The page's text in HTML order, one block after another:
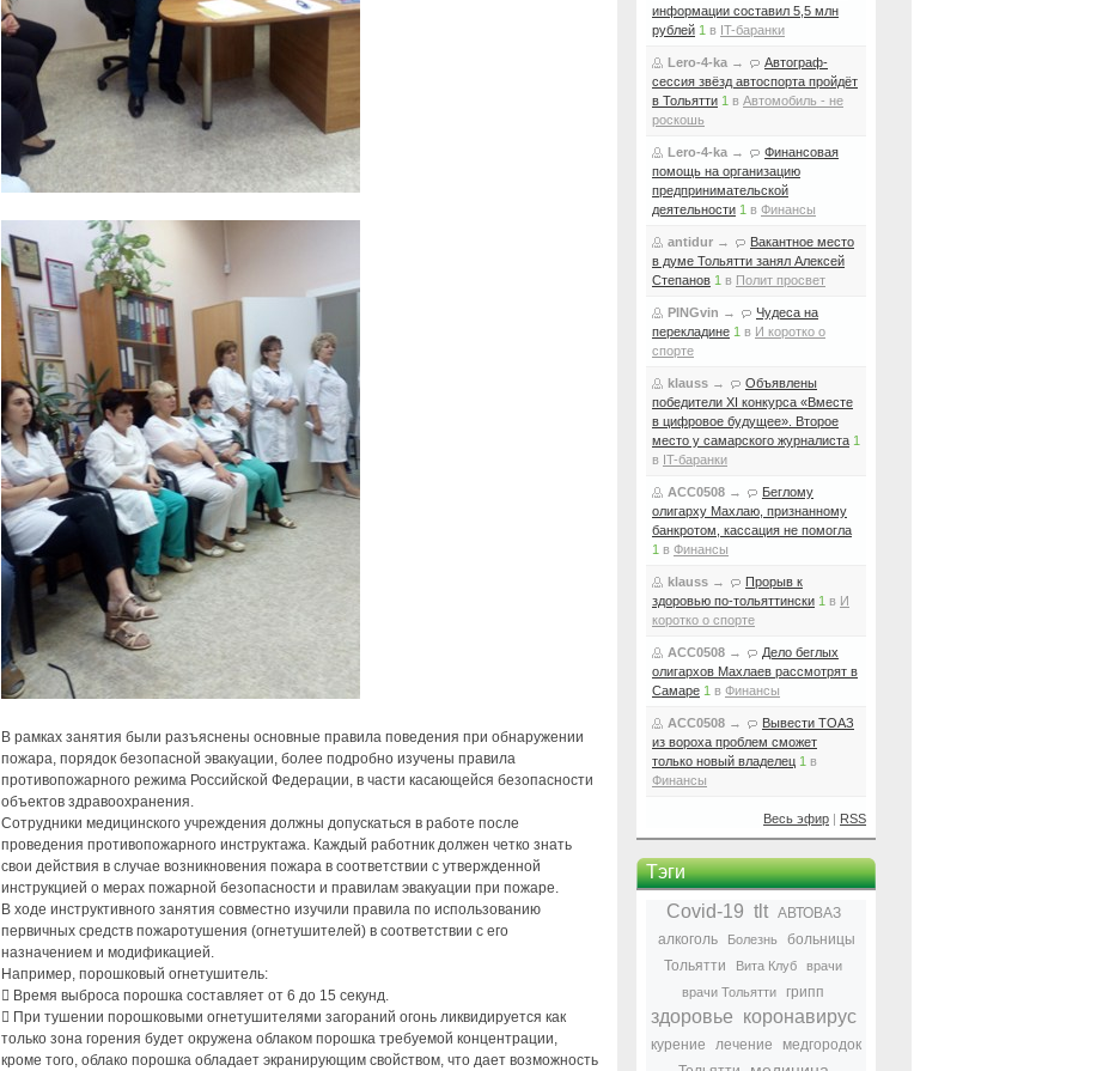
В рамках занятия были разъяснены основные правила поведения при обнаружении
пожара, порядок безопасной эвакуации, более подробно изучены правила
противопожарного режима Российской Федерации, в части касающейся безопасности
объектов здравоохранения.
Сотрудники медицинского учреждения должны допускаться в работе после
проведения противопожарного инструктажа. Каждый работник должен четко знать
свои действия в случае возникновения пожара в соответствии с утвержденной
инструкцией о мерах пожарной безопасности и правилам эвакуации при пожаре.
В ходе инструктивного занятия совместно изучили правила по использованию
первичных средств пожаротушения (огнетушителей) в соответствии с его
назначением и модификацией.
Например, порошковый огнетушитель:
 Время выброса порошка составляет от 6 до 15 секунд.
 При тушении порошковыми огнетушителями загораний огонь ликвидируется как
только зона горения будет окружена облаком порошка требуемой концентрации,
кроме того, облако порошка обладает экранирующим свойством, что дает возможность
информации составил 5,5 млн
рублей 1 в IT-баранки
Lero-4-ka →
Автограф-
сессия звёзд автоспорта пройдёт
в Тольятти 1 в Автомобиль - не
роскошь
Lero-4-ka →
Финансовая
помощь на организацию
предпринимательской
деятельности 1 в Финансы
antidur →
Вакантное место
в думе Тольятти занял Алексей
Степанов 1 в Полит просвет
PINGvin →
Чудеса на
перекладине 1 в И коротко о
спорте
klauss →
Объявлены
победители XI конкурса «Вместе
в цифровое будущее». Второе
место у самарского журналиста 1
в IT-баранки
ACC0508 →
Беглому
олигарху Махлаю, признанному
банкротом, кассация не помогла
1 в Финансы
klauss →
Прорыв к
здоровью по-тольяттински 1 в И
коротко о спорте
ACC0508 →
Дело беглых
олигархов Махлаев рассмотрят в
Самаре 1 в Финансы
ACC0508 →
Вывести ТОАЗ
из вороха проблем сможет
только новый владелец 1 в
Финансы
Весь эфир | RSS
Тэги
Covid-19 tlt
АВТОВАЗ
алкоголь
Болезнь
больницы
Тольятти
Вита Клуб
врачи
врачи Тольятти
грипп
здоровье коронавирус
курение лечение
медгородок